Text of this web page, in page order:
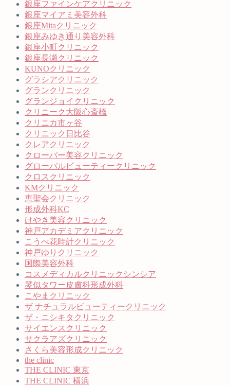
銀座ファインケアクリニック
銀座マイアミ美容外科
銀座Mitaクリニック
銀座みゆき通り美容外科
銀座小町クリニック
銀座長瀬クリニック
KUNOクリニック
グラシアクリニック
グランクリニック
グランジョイクリニック
クリニーク大阪心斎橋
クリニカ市ヶ谷
クリニック日比谷
クレアクリニック
クローバー美容クリニック
グローバルビューティークリニック
クロスクリニック
KMクリニック
恵聖会クリニック
形成外科KC
けやき美容クリニック
神戸アカデミアクリニック
こうべ花時計クリニック
神戸ゆりクリニック
国際美容外科
コスメディカルクリニックシンシア
琴似タワー皮膚科形成外科
こやまクリニック
ザ ナチュラルビューティークリニック
ザ・ニシキタクリニック
サイエンスクリニック
サクラアズクリニック
さくら美容形成クリニック
the clinic
THE CLINIC 東京
THE CLINIC 横浜